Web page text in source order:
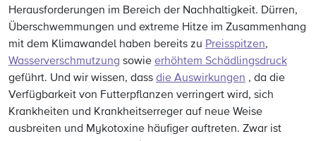
Herausforderungen im Bereich der Nachhaltigkeit. Dürren,
Überschwemmungen und extreme Hitze im Zusammenhang
mit dem Klimawandel haben bereits zu Preisspitzen,
Wasserverschmutzung sowie erhöhtem Schädlingsdruck
geführt. Und wir wissen, dass die Auswirkungen , da die
Verfügbarkeit von Futterpflanzen verringert wird, sich
Krankheiten und Krankheitserreger auf neue Weise
ausbreiten und Mykotoxine häufiger auftreten. Zwar ist